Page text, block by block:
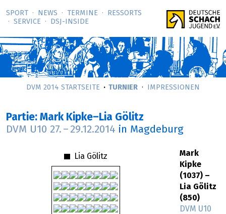
SPORT NEWS TERMINE
RESSORTS
SERVICE
DSJ-­INSIDE
DVM 2014 STARTSEITE TURNIER IMPRESSIONEN
Partie: Mark Kipke–Lia Gölitz
DVM U10 27. – 29.12.2014 in Magdeburg
Lia Gölitz
Mark
Kipke
(1037) –
Lia Gölitz
(850)
DVM U10